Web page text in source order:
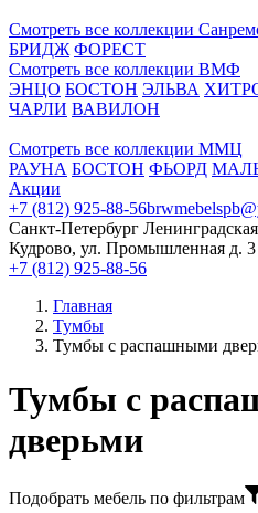
Смотреть все коллекции
БРИДЖ ФОРЕСТ
Смотреть все коллекции ВМФ
ЭНЦО БОСТОН ЭЛЬВА
ЧАРЛИ ВАВИЛОН
Смотреть все коллекции ММЦ
РАУНА БОСТОН ФЬОРД
Акции
+7 (812) 925-88-56
Санкт-Петербург
Кудрово, ул. Промышленная д. 3
+7 (812) 925-88-56
Главная
Тумбы
Тумбы с распашными
Тумбы с
дверьми
Подобрать мебель по фильтрам